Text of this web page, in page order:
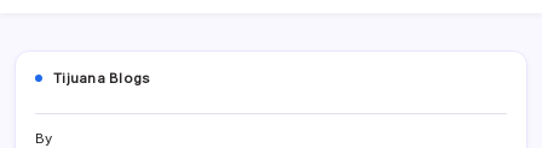
Tijuana Blogs
By